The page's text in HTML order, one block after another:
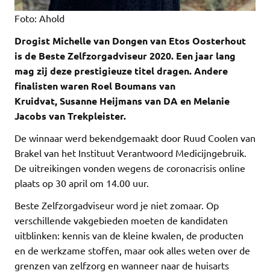
Foto: Ahold
Drogist Michelle van Dongen van Etos Oosterhout
is de Beste Zelfzorgadviseur 2020. Een jaar lang
mag zij deze prestigieuze titel dragen. Andere
finalisten waren Roel Boumans van
Kruidvat, Susanne Heijmans van DA en Melanie
Jacobs van Trekpleister.
De winnaar werd bekendgemaakt door Ruud Coolen van
Brakel van het Instituut Verantwoord Medicijngebruik.
De uitreikingen vonden wegens de coronacrisis online
plaats op 30 april om 14.00 uur.
Beste Zelfzorgadviseur word je niet zomaar. Op
verschillende vakgebieden moeten de kandidaten
uitblinken: kennis van de kleine kwalen, de producten
en de werkzame stoffen, maar ook alles weten over de
grenzen van zelfzorg en wanneer naar de huisarts